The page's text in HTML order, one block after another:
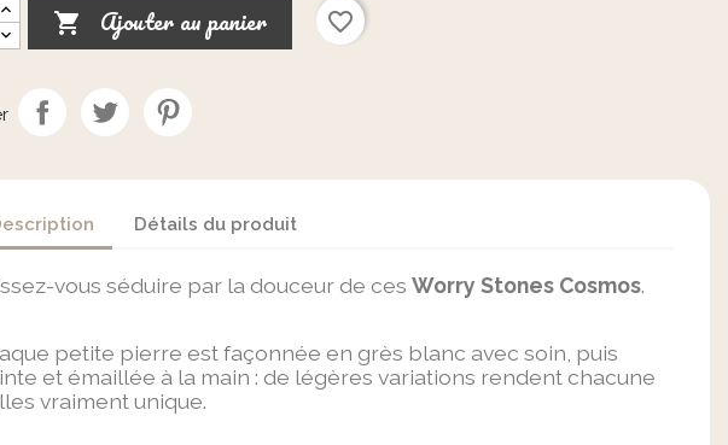
 Ajouter au panier favorite_border
Détails du produit
vous séduire par la douceur de ces Worry Stones Cosmos.
petite pierre est façonnée en grès blanc avec soin, puis
et émaillée à la main : de légères variations rendent chacune
vraiment unique.